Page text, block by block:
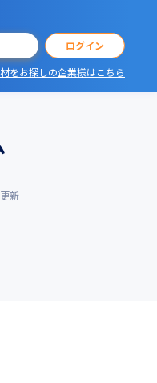
ログイン
をお探しの企業様はこちら
更新